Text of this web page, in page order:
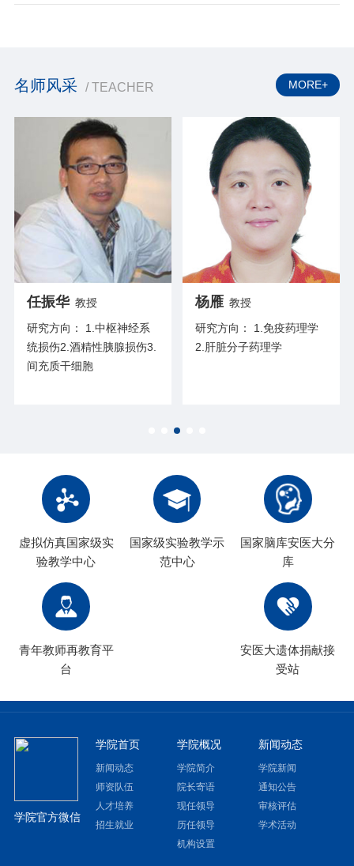
名师风采 / TEACHER MORE+
任振华 教授
研究方向： 1.中枢神经系
统损伤2.酒精性胰腺损伤3.
间充质干细胞
杨雁 教授
研究方向： 1.免疫药理学
2.肝脏分子药理学
虚拟仿真国家级实
验教学中心
国家级实验教学示
范中心
国家脑库安医大分
库
青年教师再教育平
台
安医大遗体捐献接
受站
学院官方微信
学院首页
新闻动态
师资队伍
人才培养
招生就业
学院概况
学院简介
院长寄语
现任领导
历任领导
机构设置
新闻动态
学院新闻
通知公告
审核评估
学术活动